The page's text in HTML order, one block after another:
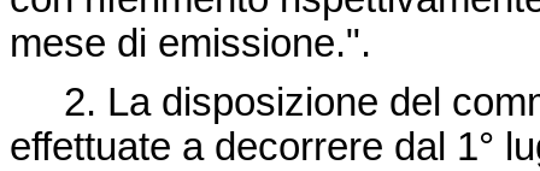
mese di emissione.".
2. La disposizione del
effettuate a decorrere dal 1°